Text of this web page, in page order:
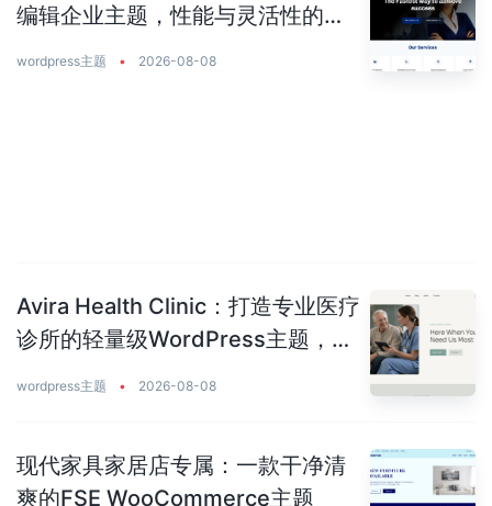
编辑企业主题，性能与灵活性的完
wordpress主题 • 2026-08-08
Avira Health Clinic：打造专业医疗
诊所的轻量级WordPress主题，让
wordpress主题 • 2026-08-08
现代家具家居店专属：一款干净清
爽的FSE WooCommerce主题